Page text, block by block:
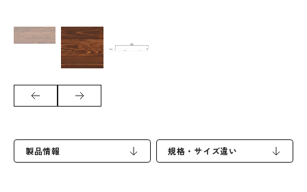
製品情報 規格・サイズ違い